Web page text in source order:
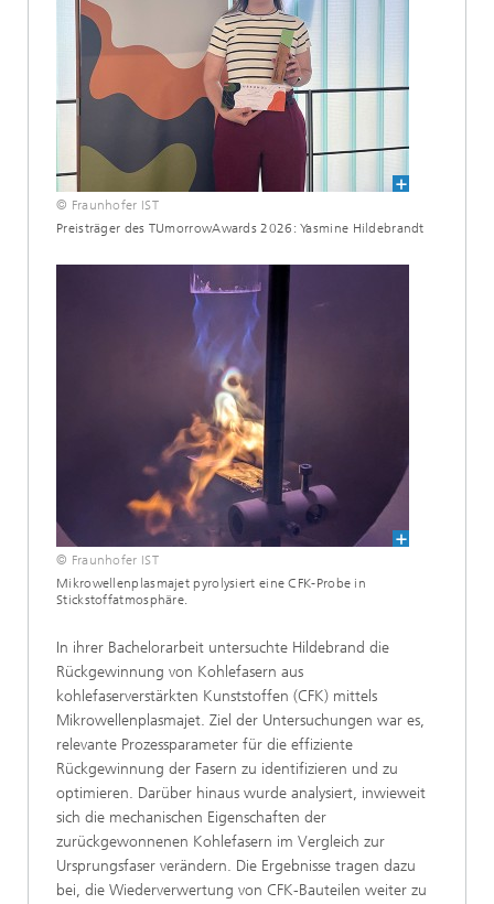
© Fraunhofer IST
Preisträger des TUmorrowAwards 2026: Yasmine Hildebrandt
© Fraunhofer IST
Mikrowellenplasmajet pyrolysiert eine CFK-Probe in
Stickstoffatmosphäre.
In ihrer Bachelorarbeit untersuchte Hildebrand die
Rückgewinnung von Kohlefasern aus
kohlefaserverstärkten Kunststoffen (CFK) mittels
Mikrowellenplasmajet. Ziel der Untersuchungen war es,
relevante Prozessparameter für die effiziente
Rückgewinnung der Fasern zu identifizieren und zu
optimieren. Darüber hinaus wurde analysiert, inwieweit
sich die mechanischen Eigenschaften der
zurückgewonnenen Kohlefasern im Vergleich zur
Ursprungsfaser verändern. Die Ergebnisse tragen dazu
bei, die Wiederverwertung von CFK-Bauteilen weiter zu